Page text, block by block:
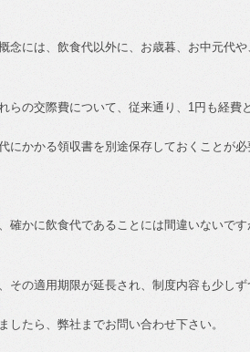
念には、飲食代以外に、お歳暮、お中元代
らの交際費について、従来通り、 1円も経費
にかかる領収書を別途保存しておくことが必
確かに飲食代であることには間違いないで
その適用期限が延長され、制度内容も少しず
したら、弊社までお問い合わせ下さい。